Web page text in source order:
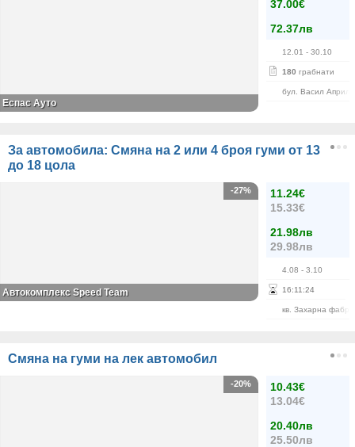
37.00€
72.37лв
12.01 - 30.10
180 грабнати
бул. Васил
Еспас Ауто
За автомобила: Смяна на 2 или 4 броя гуми от 13
до 18 цола
11.24€
15.33€
21.98лв
29.98лв
4.08 - 3.10
16:11 :23
кв. Захарна
-27%
Автокомплекс Speed Team
Смяна на гуми на лек автомобил
10.43€
13.04€
20.40лв
25.50лв
-20%